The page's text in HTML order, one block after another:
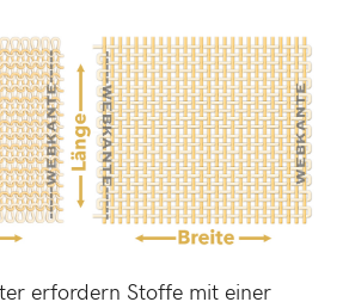
erfordern Stoffe mit einer